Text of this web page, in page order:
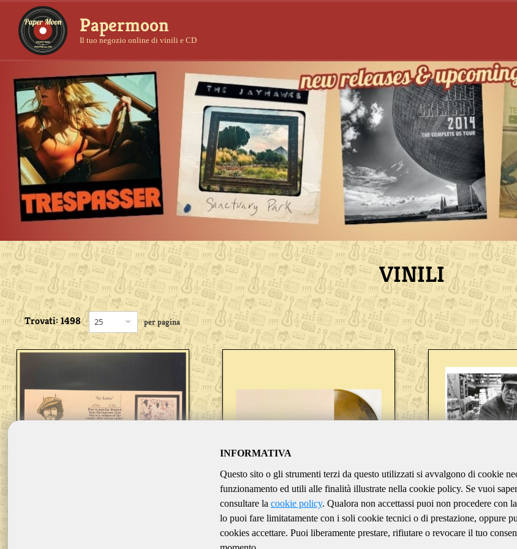
Papermoon
Il tuo negozio online di vinili e CD
VINILI
Trovati: 1498 per pagina
BEATLES COHEN
INFORMATIVA
Questo sito o gli strumenti terzi da questo utilizzati si avvalgono di cookie
funzionamento ed utili alle finalità illustrate nella cookie policy. Se vuoi
consultare la cookie policy. Qualora non accettassi puoi non procedere con
lo puoi fare limitatamente con i soli cookie tecnici o di prestazione, oppure
cookies accettare. Puoi liberamente prestare, rifiutare o revocare il tuo